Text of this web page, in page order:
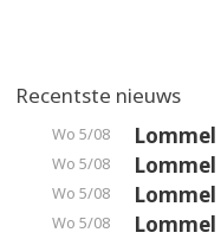
Recentste nieuws
Wo 5/08 Lommel
Wo 5/08 Lommel
Wo 5/08 Lommel
Wo 5/08 Lommel